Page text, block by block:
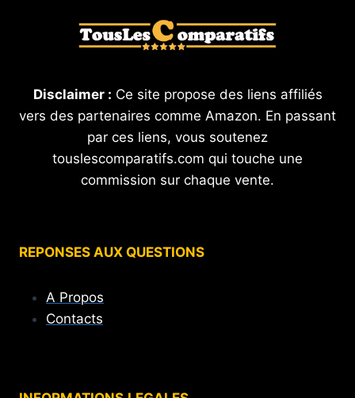
Disclaimer : Ce site propose des liens affiliés
vers des partenaires comme Amazon. En passant
par ces liens, vous soutenez
touslescomparatifs.com qui touche une
commission sur chaque vente.
REPONSES AUX QUESTIONS
A Propos
Contacts